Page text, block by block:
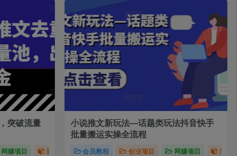
突破流量
网赚项目 新媒体项目 短视频运营 网赚项目
小说推文新玩法—话题类玩法抖音快手
批量搬运实操全流程
会员教程 创业项目 网赚项目 新媒